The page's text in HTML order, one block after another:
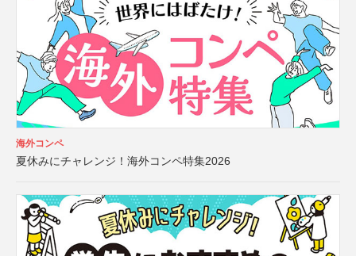
海外コンペ
夏休みにチャレンジ！海外コンペ特集2026